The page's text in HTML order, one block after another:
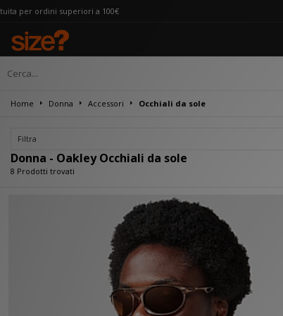
a 100€
Home Donna Accessori Occhiali da sole
Filtra
Donna - Oakley Occhiali da sole
8 Prodotti trovati